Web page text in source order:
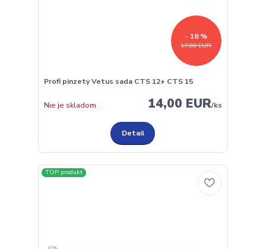
17,00 EUR
- 18 %
Profi pinzety Vetus sada CTS 12+ CTS 15
14,00 EUR/ks
Nie je skladom
Detail
TOP produkt